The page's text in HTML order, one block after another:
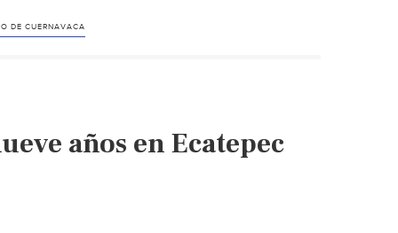
DE CUERNAVACA
años en Ecatepec